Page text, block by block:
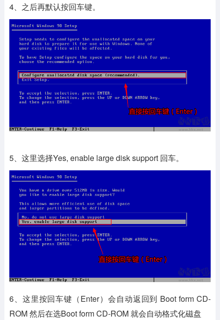
4、之后再默认按回车键。
5、这里选择Yes, enable large disk support 回车。
6、这里按回车键（Enter）会自动返回到 Boot form CD-
ROM 然后在选Boot form CD-ROM 就会自动格式化磁盘